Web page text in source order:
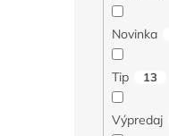
Novinka
Tip 13
Výpredaj